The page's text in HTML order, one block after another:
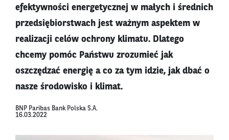
efektywności energetycznej w małych i średnich
przedsiębiorstwach jest ważnym aspektem w
realizacji celów ochrony klimatu. Dlatego
chcemy pomóc Państwu zrozumieć jak
oszczędzać energię a co za tym idzie, jak dbać o
nasze środowisko i klimat.
BNP Paribas Bank Polska S.A.
16.03.2022